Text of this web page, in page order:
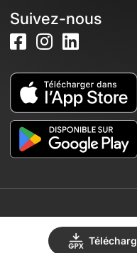
Suivez-nous
© 2026